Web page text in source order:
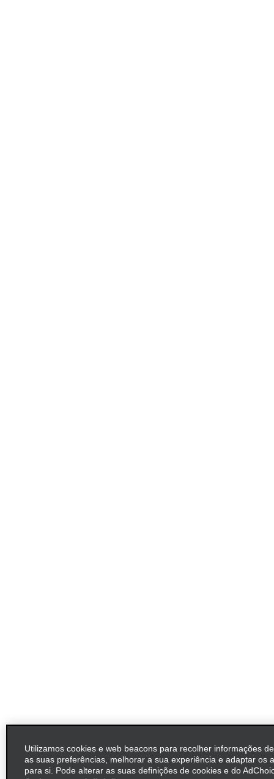
Utilizamos cookies e web beacons para recolher informações
as suas preferências, melhorar a sua experiência e adaptar os
para si. Pode alterar as suas definições de cookies e do